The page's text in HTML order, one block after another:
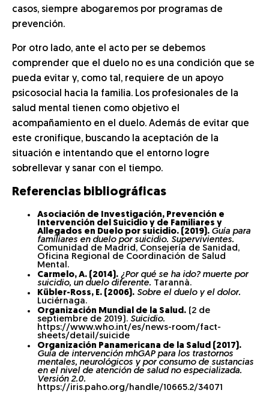
casos, siempre abogaremos por programas de
prevención.
Por otro lado, ante el acto per se debemos
comprender que el duelo no es una condición que se
pueda evitar y, como tal, requiere de un apoyo
psicosocial hacia la familia. Los profesionales de la
salud mental tienen como objetivo el
acompañamiento en el duelo. Además de evitar que
este cronifique, buscando la aceptación de la
situación e intentando que el entorno logre
sobrellevar y sanar con el tiempo.
Referencias bibliográficas
Asociación de Investigación, Prevención e
Intervención del Suicidio y de Familiares y
Allegados en Duelo por suicidio. (2019). Guía para
familiares en duelo por suicidio. Supervivientes.
Comunidad de Madrid, Consejería de Sanidad,
Oficina Regional de Coordinación de Salud
Mental.
Carmelo, A. (2014). ¿Por qué se ha ido? muerte por
suicidio, un duelo diferente. Tarannà.
Kübler-Ross, E. (2006). Sobre el duelo y el dolor.
Luciérnaga.
Organización Mundial de la Salud. (2 de
septiembre de 2019). Suicidio.
https://www.who.int/es/news-room/fact-
sheets/detail/suicide
Organización Panamericana de la Salud (2017).
Guía de intervención mhGAP para los trastornos
mentales, neurológicos y por consumo de sustancias
en el nivel de atención de salud no especializada.
Versión 2.0.
https://iris.paho.org/handle/10665.2/34071